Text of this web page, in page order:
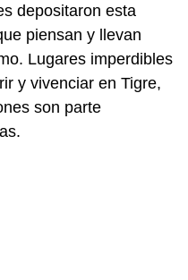
depositaron esta
piensan y llevan
Lugares imperdibles
y vivenciar en Tigre,
son parte